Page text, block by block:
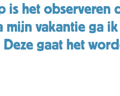
is het observeren
mijn vakantie ga
gaat het